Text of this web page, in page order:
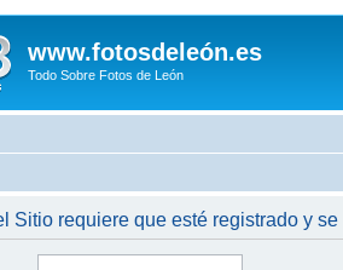
www.fotosdeleón.es
Todo Sobre Fotos de León
Sitio requiere que esté registrado y